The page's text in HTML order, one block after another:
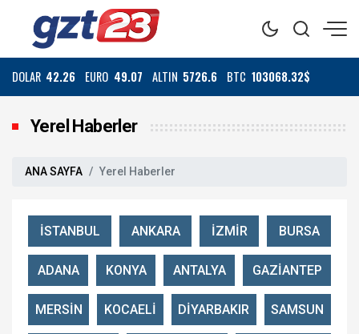
DOLAR 42.26 EURO 49.07 ALTIN 5726.6 BTC 103068.32$
Yerel Haberler
ANA SAYFA Yerel Haberler
İSTANBUL ANKARA İZMİR BURSA
ADANA KONYA ANTALYA GAZİANTEP
MERSİN KOCAELİ DİYARBAKIR SAMSUN